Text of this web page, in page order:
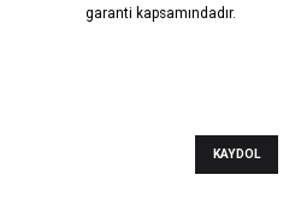
garanti kapsamındadır.
KAYDOL